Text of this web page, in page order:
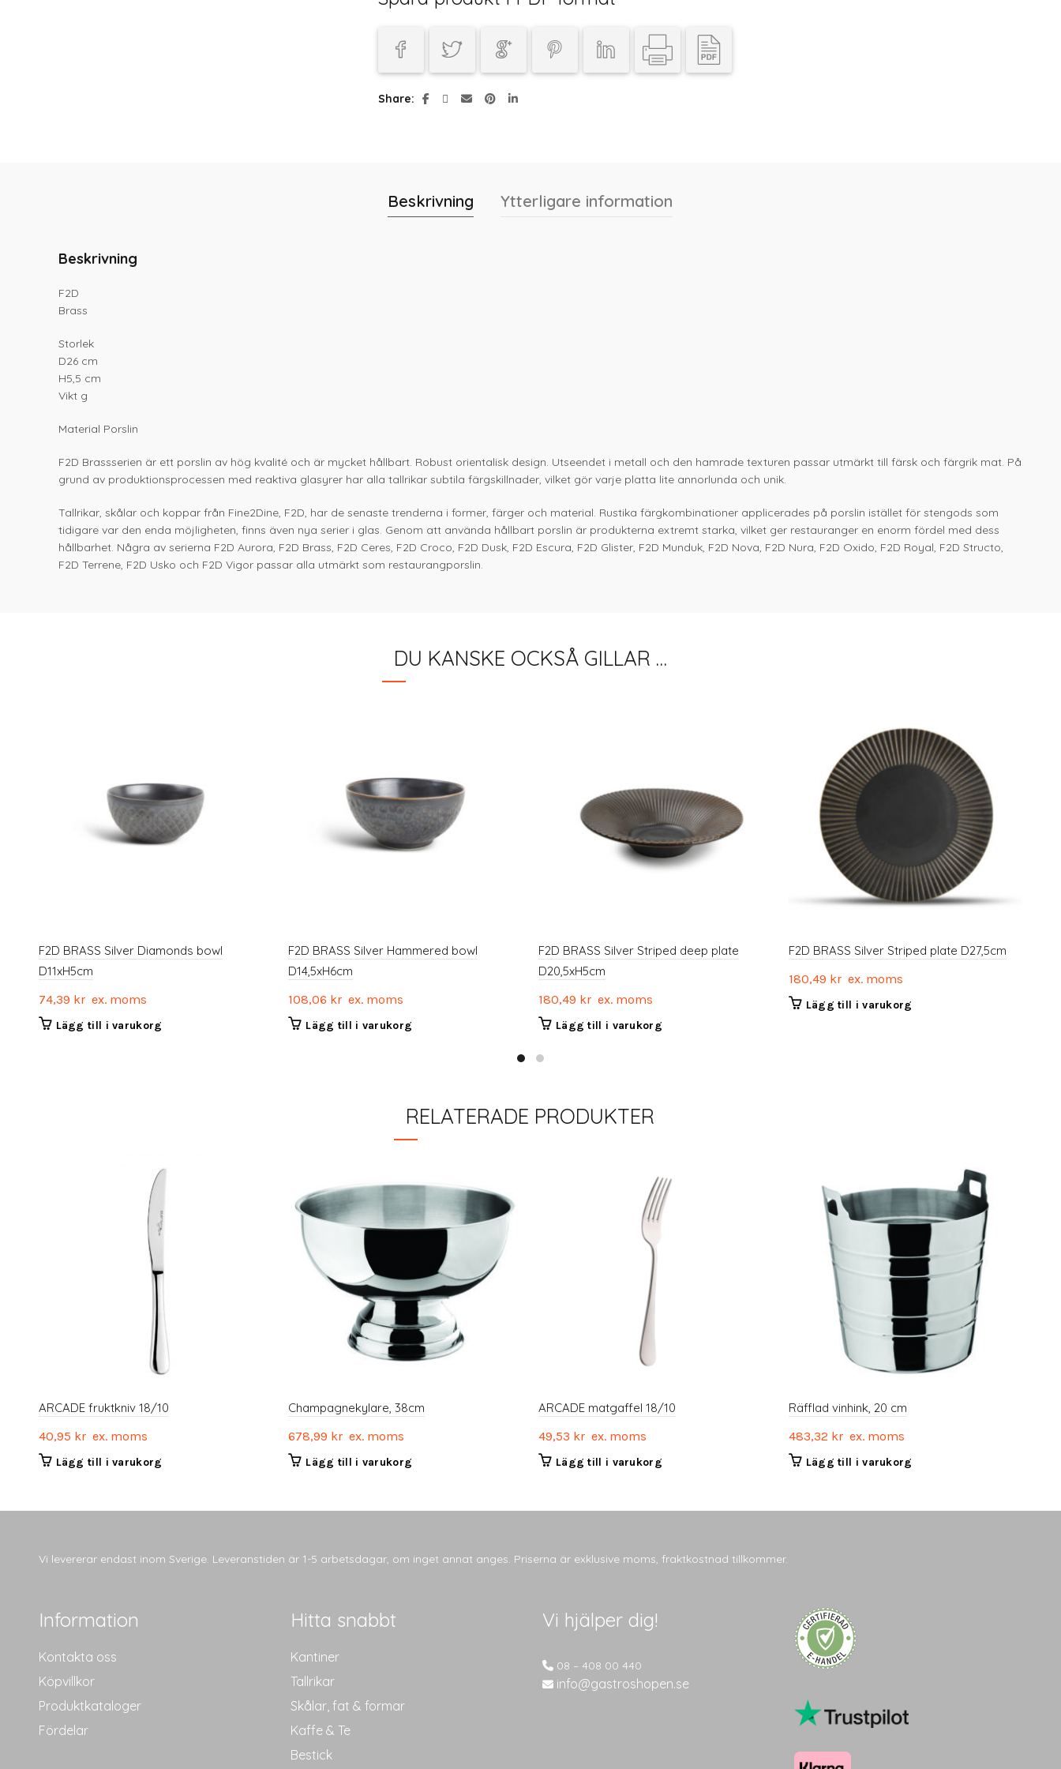
Share
Beskrivning Ytterligare information
Beskrivning
F2D
Brass
Storlek
D26 cm
H5,5 cm
Vikt g
Material Porslin
F2D Brassserien är ett porslin av hög kvalité och är mycket hållbart. Robust orientalisk design. Utseendet i metall och den hamrade texturen passar utmärkt till färsk och färgrik mat. På
grund av produktionsprocessen med reaktiva glasyrer har alla tallrikar subtila färgskillnader, vilket gör varje platta lite annorlunda och unik.
Tallrikar, skålar och koppar från Fine2Dine, F2D, har de senaste trenderna i former, färger och material. Rustika färgkombinationer applicerades på porslin istället för stengods som
tidigare var den enda möjligheten, finns även nya serier i glas. Genom att använda hållbart porslin är produkterna extremt starka, vilket ger restauranger en enorm fördel med dess
hållbarhet. Några av serierna F2D Aurora, F2D Brass, F2D Ceres, F2D Croco, F2D Dusk, F2D Escura, F2D Glister, F2D Munduk, F2D Nova, F2D Nura, F2D Oxido, F2D Royal, F2D Structo,
F2D Terrene, F2D Usko och F2D Vigor passar alla utmärkt som restaurangporslin.
DU KANSKE OCKSÅ GILLAR …
F2D BRASS Silver Diamonds bowl
D11xH5cm
74,39 krex. moms
Lägg till i varukorg
F2D BRASS Silver Hammered bowl
D14,5xH6cm
108,06 kr ex. moms
Lägg till i varukorg
F2D BRASS Silver Striped deep plate
D20,5xH5cm
180,49 krex. moms
Lägg till i varukorg
F2D BRASS Silver Striped plate D27,5cm
180,49 krex. moms
Lägg till i varukorg
RELATERADE PRODUKTER
ARCADE fruktkniv 18/10
40,95 krex. moms
Lägg till i varukorg
Champagnekylare, 38cm
678,99 kr ex. moms
Lägg till i varukorg
ARCADE matgaffel 18/10
49,53 krex. moms
Lägg till i varukorg
Räfflad vinhink, 20 cm
483,32 krex. moms
Lägg till i varukorg
Vi levererar endast inom Sverige. Leveranstiden är 1-5 arbetsdagar, om inget annat anges. Priserna är exklusive moms, fraktkostnad tillkommer.
Information
Kontakta oss
Köpvillkor
Produktkataloger
Fördelar
Hitta snabbt
Kantiner
Tallrikar
Skålar, fat & formar
Kaffe & Te
Bestick
Vi hjälper dig!
08 – 408 00 440
info@gastroshopen.se